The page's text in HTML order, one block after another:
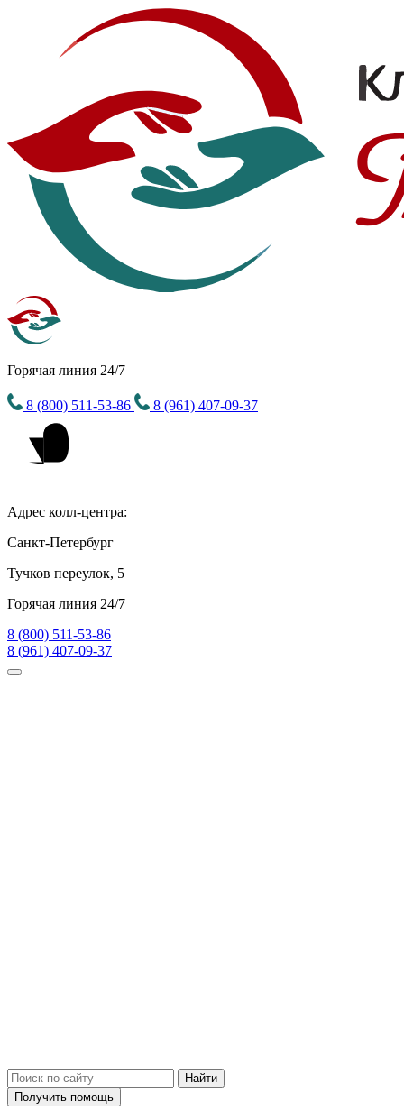
Горячая линия 24/7
8 (800) 511-53-86 8 (961) 407-09-37
Адрес колл-центра:
Санкт-Петербург
Тучков переулок, 5
Горячая линия 24/7
8 (800) 511-53-86
8 (961) 407-09-37
Получить помощь